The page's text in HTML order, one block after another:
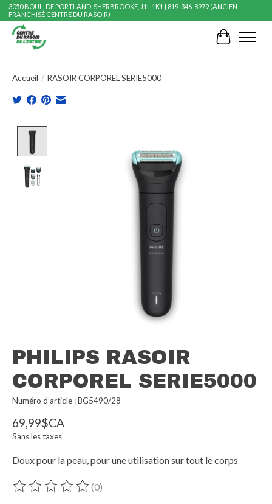
3050 BOUL. DE PORTLAND, SHERBROOKE, J1L 1K1 | 819-346-8979 (ANCIEN
FRANCHISÉ CENTRE DU RASOIR)
Panier
Accueil / RASOIR CORPOREL SERIE5000
PHILIPS RASOIR
CORPOREL SERIE5000
Numéro d’article : BG5490/28
69,99$CA
Sans les taxes
Doux pour la peau, pour une utilisation sur tout le corps
Ce produit est évalué à
(0)